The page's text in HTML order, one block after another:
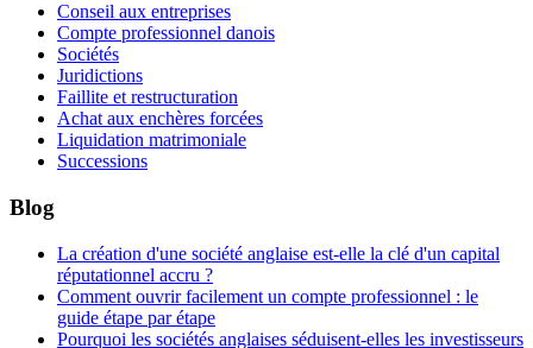
Conseil aux entreprises
Compte professionnel danois
Sociétés
Juridictions
Faillite et restructuration
Achat aux enchères forcées
Liquidation matrimoniale
Successions
Blog
La création d'une société anglaise est-elle la clé d'un capital
réputationnel accru ?
Comment ouvrir facilement un compte professionnel : le
guide étape par étape
Pourquoi les sociétés anglaises séduisent-elles les investisseurs